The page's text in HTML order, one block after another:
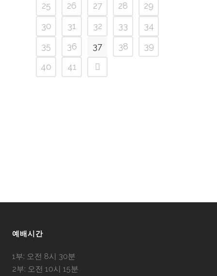
25
26 27 28
29
30
31 32 33
34
35
36 37 38
39
40
41
예배시간
1부: 오전 8시 30분
2부: 오전 10시 15분